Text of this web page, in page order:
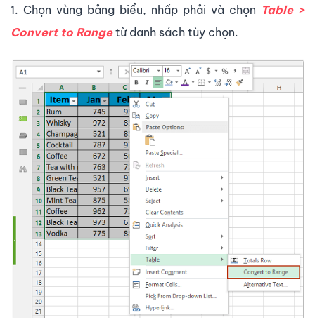
1. Chọn vùng bảng biểu, nhấp phải và chọn Table >
Convert to Rangetừ danh sách tùy chọn.